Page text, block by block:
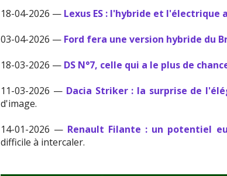
18-04-2026 — Lexus ES : l'hybride et l'électrique
03-04-2026 — Ford fera une version hybride du
18-03-2026 — DS N°7, celle qui a le plus de
11-03-2026 — Dacia Striker : la surprise de
d'image.
14-01-2026 — Renault Filante : un potentiel
difficile à intercaler.